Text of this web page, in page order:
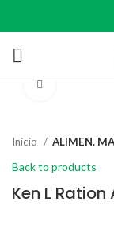
Inicio ALIMEN.
Back to products
Ken L